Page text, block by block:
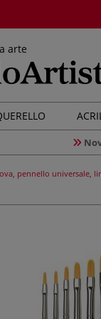
arte
pennello universale,